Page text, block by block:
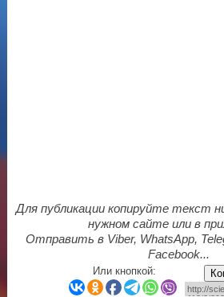
Для публикации копируйте текст
нужном сайте или в
Отправить в Viber, WhatsApp,
Facebook...
Или кнопкой: